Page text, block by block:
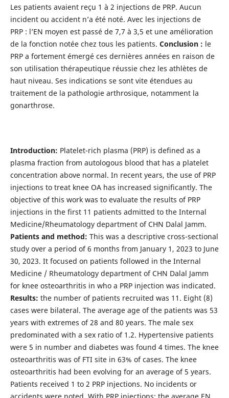
Les patients avaient reçu 1 à 2 injections de PRP. Aucun
incident ou accident n’a été noté. Avec les injections de
PRP : l’EN moyen est passé de 7,7 à 3,5 et une amélioration
de la fonction notée chez tous les patients. Conclusion : le
PRP a fortement émergé ces dernières années en raison de
son utilisation thérapeutique réussie chez les athlètes de
haut niveau. Ses indications se sont vite étendues au
traitement de la pathologie arthrosique, notamment la
gonarthrose.
Introduction: Platelet-rich plasma (PRP) is defined as a
plasma fraction from autologous blood that has a platelet
concentration above normal. In recent years, the use of PRP
injections to treat knee OA has increased significantly. The
objective of this work was to evaluate the results of PRP
injections in the first 11 patients admitted to the Internal
Medicine/Rheumatology department of CHN Dalal Jamm.
Patients and method: This was a descriptive cross-sectional
study over a period of 6 months from January 1, 2023 to June
30, 2023. It focused on patients followed in the Internal
Medicine / Rheumatology department of CHN Dalal Jamm
for knee osteoarthritis in who a PRP injection was indicated.
Results: the number of patients recruited was 11. Eight (8)
cases were bilateral. The average age of the patients was 53
years with extremes of 28 and 80 years. The male sex
predominated with a sex ratio of 1.2. Hypertensive patients
were 5 in number and diabetes was found 4 times. The knee
osteoarthritis was of FTI site in 63% of cases. The knee
osteoarthritis had been evolving for an average of 5 years.
Patients received 1 to 2 PRP injections. No incidents or